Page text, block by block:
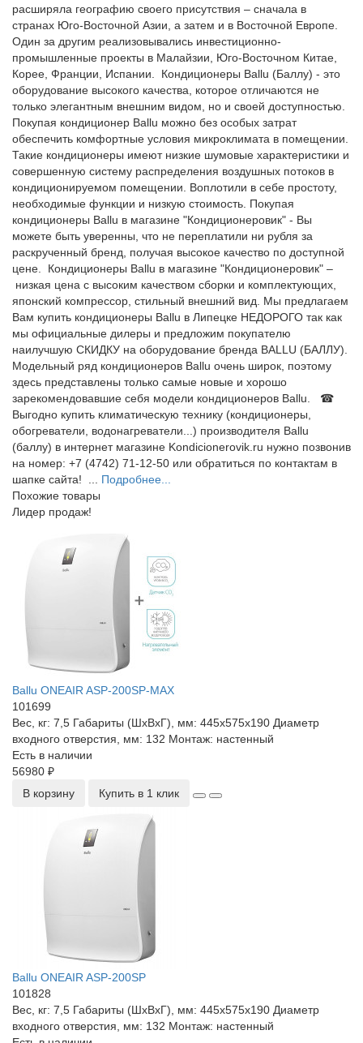
расширяла географию своего присутствия – сначала в
странах Юго-Восточной Азии, а затем и в Восточной Европе.
Один за другим реализовывались инвестиционно-
промышленные проекты в Малайзии, Юго-Восточном Китае,
Корее, Франции, Испании. Кондиционеры Ballu (Баллу) - это
оборудование высокого качества, которое отличаются не
только элегантным внешним видом, но и своей доступностью.
Покупая кондиционер Ballu можно без особых затрат
обеспечить комфортные условия микроклимата в помещении.
Такие кондиционеры имеют низкие шумовые характеристики и
совершенную систему распределения воздушных потоков в
кондиционируемом помещении. Воплотили в себе простоту,
необходимые функции и низкую стоимость. Покупая
кондиционеры Ballu в магазине "Кондиционеровик" - Вы
можете быть уверенны, что не переплатили ни рубля за
раскрученный бренд, получая высокое качество по доступной
цене. Кондиционеры Ballu в магазине "Кондиционеровик" –
низкая цена с высоким качеством сборки и комплектующих,
японский компрессор, стильный внешний вид. Мы предлагаем
Вам купить кондиционеры Ballu в Липецке НЕДОРОГО так как
мы официальные дилеры и предложим покупателю
наилучшую СКИДКУ на оборудование бренда BALLU (БАЛЛУ).
Модельный ряд кондиционеров Ballu очень широк, поэтому
здесь представлены только самые новые и хорошо
зарекомендовавшие себя модели кондиционеров Ballu. ☎
Выгодно купить климатическую технику (кондиционеры,
обогреватели, водонагреватели...) производителя Ballu
(баллу) в интернет магазине Kondicionerovik.ru нужно позвонив
на номер: +7 (4742) 71-12-50 или обратиться по контактам в
шапке сайта! ... Подробнее...
Похожие товары
Лидер продаж!
Ballu ONEAIR ASP-200SP-MAX
101699
Вес, кг: 7,5 Габариты (ШхВхГ), мм: 445x575x190 Диаметр
входного отверстия, мм: 132 Монтаж: настенный
Есть в наличии
56980 ₽
В корзину
Купить в 1 клик
Ballu ONEAIR ASP-200SP
101828
Вес, кг: 7,5 Габариты (ШхВхГ), мм: 445x575x190 Диаметр
входного отверстия, мм: 132 Монтаж: настенный